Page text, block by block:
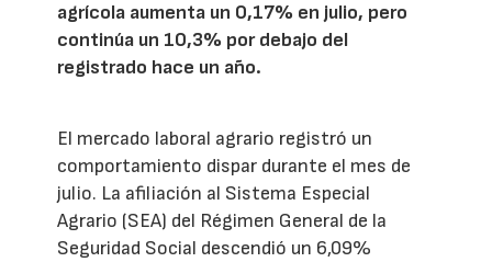
agrícola aumenta un 0,17% en julio, pero
continúa un 10,3% por debajo del
registrado hace un año.
El mercado laboral agrario registró un
comportamiento dispar durante el mes de
julio. La afiliación al Sistema Especial
Agrario (SEA) del Régimen General de la
Seguridad Social descendió un 6,09%